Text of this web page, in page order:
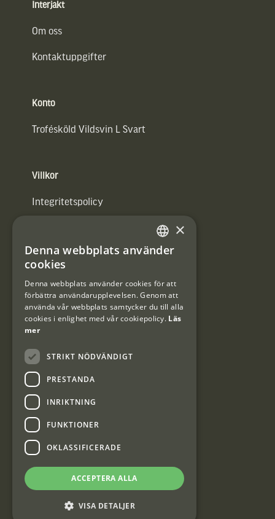
Interjakt
Om oss
Kontaktuppgifter
Konto
Trofésköld Vildsvin L Svart
Villkor
Integritetspolicy
#Interjaktfamily
Kundklubb
Information om kundklubben.
Interjakt Sweden AB, Årjäng
SWEDISH
×
Denna webbplats använder
cookies
Denna webbplats använder cookies för att
förbättra användarupplevelsen. Genom att
använda vår webbplats samtycker du till alla
cookies i enlighet med vår cookiepolicy. Läs
mer
STRIKT NÖDVÄNDIGT
PRESTANDA
INRIKTNING
FUNKTIONER
OKLASSIFICERADE
ACCEPTERA ALLA
VISA DETALJER